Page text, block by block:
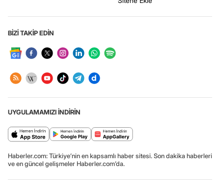
BİZİ TAKİP EDİN
UYGULAMAMIZI İNDİRİN
Haberler.com: Türkiye’nin en kapsamlı haber sitesi. Son dakika haberleri
ve en güncel gelişmeler Haberler.com’da.